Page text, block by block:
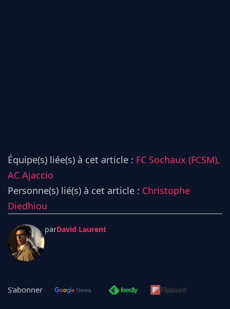
Équipe(s) liée(s) à cet article : FC Sochaux (FCSM),
AC Ajaccio
Personne(s) lié(s) à cet article : Christophe
Diedhiou
parDavid Laurent
S'abonner